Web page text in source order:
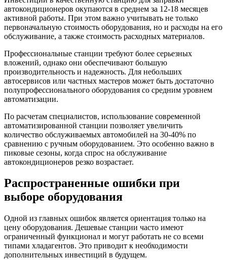
автокондиционеров окупаются в среднем за 12-18 месяцев
активной работы. При этом важно учитывать не только
первоначальную стоимость оборудования, но и расходы на его
обслуживание, а также стоимость расходных материалов.
Профессиональные станции требуют более серьезных
вложений, однако они обеспечивают большую
производительность и надежность. Для небольших
автосервисов или частных мастеров может быть достаточно
полупрофессионального оборудования со средним уровнем
автоматизации.
По расчетам специалистов, использование современной
автоматизированной станции позволяет увеличить
количество обслуживаемых автомобилей на 30-40% по
сравнению с ручным оборудованием. Это особенно важно в
пиковые сезоны, когда спрос на обслуживание
автокондиционеров резко возрастает.
Распространенные ошибки при
выборе оборудования
Одной из главных ошибок является ориентация только на
цену оборудования. Дешевые станции часто имеют
ограниченный функционал и могут работать не со всеми
типами хладагентов. Это приводит к необходимости
дополнительных инвестиций в будущем.